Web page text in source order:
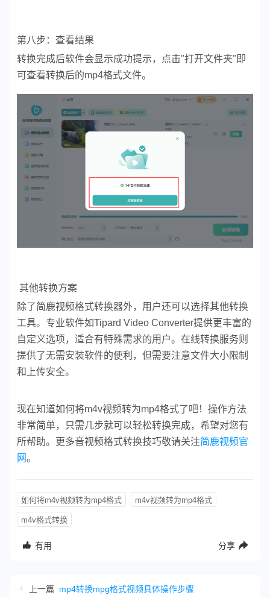
第八步：查看结果
转换完成后软件会显示成功提示，点击"打开文件夹"即
可查看转换后的mp4格式文件。
其他转换方案
除了简鹿视频格式转换器外，用户还可以选择其他转换
工具。专业软件如Tipard Video Converter提供更丰富的
自定义选项，适合有特殊需求的用户。在线转换服务则
提供了无需安装软件的便利，但需要注意文件大小限制
和上传安全。
现在知道如何将m4v视频转为mp4格式了吧！操作方法
非常简单，只需几步就可以轻松转换完成，希望对您有
所帮助。更多音视频格式转换技巧敬请关注简鹿视频官
网。
如何将m4v视频转为mp4格式 m4v视频转为mp4格式
m4v格式转换
有用 分享
上一篇 mp4转换mpg格式视频具体操作步骤